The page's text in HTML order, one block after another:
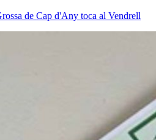
de Cap d'Any toca al Vendrell